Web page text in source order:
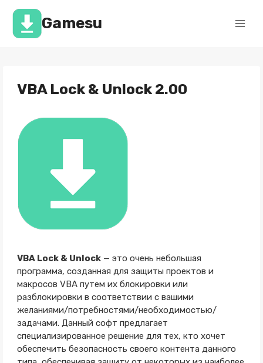
Перейти
содержимомуGamesu
VBA Lock & Unlock 2.00
VBA Lock & Unlock— это очень небольшая
программа, созданная для защиты проектов и
макросов VBA путем их блокировки или
разблокировки в соответствии с вашими
желаниями/потребностями/необходимостью/
задачами. Данный софт предлагает
специализированное решение для тех, кто хочет
обеспечить безопасность своего контента данного